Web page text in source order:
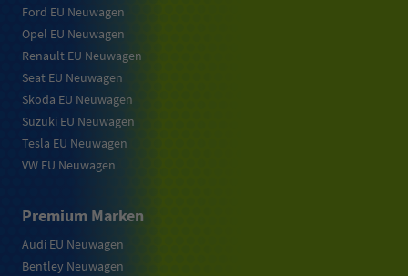
Ford EU Neuwagen
Opel EU Neuwagen
Renault EU Neuwagen
Seat EU Neuwagen
Skoda EU Neuwagen
Suzuki EU Neuwagen
Tesla EU Neuwagen
VW EU Neuwagen
Premium Marken
Audi EU Neuwagen
Bentley Neuwagen